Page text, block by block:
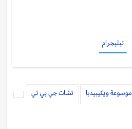
تيليجرام
موسوعة ويكيبيديا تشات جي بي تي